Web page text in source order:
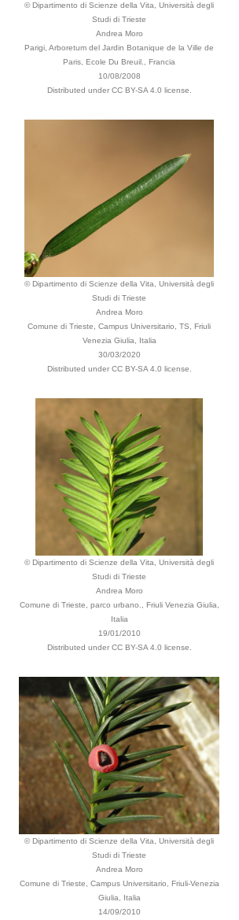
© Dipartimento di Scienze della Vita, Università degli
Studi di Trieste
Andrea Moro
Parigi, Arboretum del Jardin Botanique de la Ville de
Paris, Ecole Du Breuil., Francia
10/08/2008
Distributed under CC BY-SA 4.0 license.
© Dipartimento di Scienze della Vita, Università degli
Studi di Trieste
Andrea Moro
Comune di Trieste, Campus Universitario, TS, Friuli
Venezia Giulia, Italia
30/03/2020
Distributed under CC BY-SA 4.0 license.
© Dipartimento di Scienze della Vita, Università degli
Studi di Trieste
Andrea Moro
Comune di Trieste, parco urbano., Friuli Venezia Giulia,
Italia
19/01/2010
Distributed under CC BY-SA 4.0 license.
© Dipartimento di Scienze della Vita, Università degli
Studi di Trieste
Andrea Moro
Comune di Trieste, Campus Universitario, Friuli-Venezia
Giulia, Italia
14/09/2010